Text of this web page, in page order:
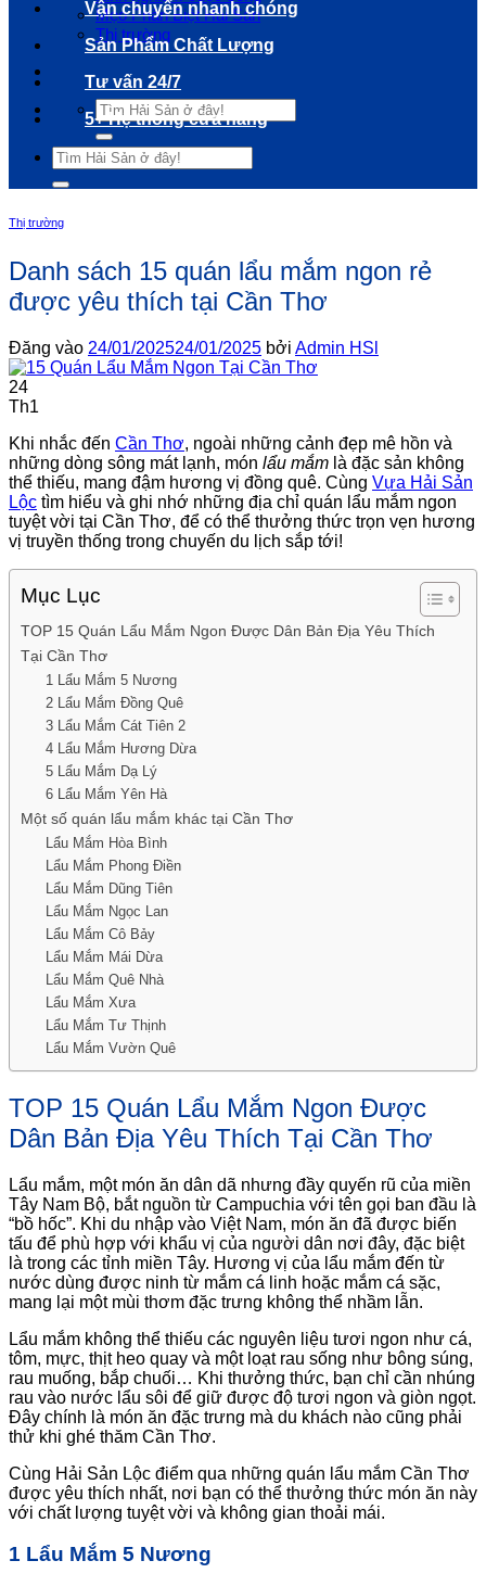
Mẹo Phân Biệt Hải Sản
Thị trường
Tìm
kiếm:
Vận chuyển nhanh chóng
Sản Phẩm Chất Lượng
Tư vấn 24/7
5+ Hệ thống cửa hàng
Tìm
kiếm:
Thị trường
Danh sách 15 quán lẩu mắm ngon rẻ
được yêu thích tại Cần Thơ
Đăng vào 24/01/202524/01/2025 bởi Admin HSl
24
Th1
Khi nhắc đến Cần Thơ, ngoài những cảnh đẹp mê hồn và
những dòng sông mát lạnh, món lẩu mắm là đặc sản không
thể thiếu, mang đậm hương vị đồng quê. Cùng Vựa Hải Sản
Lộc tìm hiểu và ghi nhớ những địa chỉ quán lẩu mắm ngon
tuyệt vời tại Cần Thơ, để có thể thưởng thức trọn vẹn hương
vị truyền thống trong chuyến du lịch sắp tới!
Mục Lục
TOP 15 Quán Lẩu Mắm Ngon Được Dân Bản Địa Yêu Thích
Tại Cần Thơ
1 Lẩu Mắm 5 Nương
2 Lẩu Mắm Đồng Quê
3 Lẩu Mắm Cát Tiên 2
4 Lẩu Mắm Hương Dừa
5 Lẩu Mắm Dạ Lý
6 Lẩu Mắm Yên Hà
Một số quán lẩu mắm khác tại Cần Thơ
Lẩu Mắm Hòa Bình
Lẩu Mắm Phong Điền
Lẩu Mắm Dũng Tiên
Lẩu Mắm Ngọc Lan
Lẩu Mắm Cô Bảy
Lẩu Mắm Mái Dừa
Lẩu Mắm Quê Nhà
Lẩu Mắm Xưa
Lẩu Mắm Tư Thịnh
Lẩu Mắm Vườn Quê
TOP 15 Quán Lẩu Mắm Ngon Được
Dân Bản Địa Yêu Thích Tại Cần Thơ
Lẩu mắm, một món ăn dân dã nhưng đầy quyến rũ của miền
Tây Nam Bộ, bắt nguồn từ Campuchia với tên gọi ban đầu là
“bồ hốc”. Khi du nhập vào Việt Nam, món ăn đã được biến
tấu để phù hợp với khẩu vị của người dân nơi đây, đặc biệt
là trong các tỉnh miền Tây. Hương vị của lẩu mắm đến từ
nước dùng được ninh từ mắm cá linh hoặc mắm cá sặc,
mang lại một mùi thơm đặc trưng không thể nhầm lẫn.
Lẩu mắm không thể thiếu các nguyên liệu tươi ngon như cá,
tôm, mực, thịt heo quay và một loạt rau sống như bông súng,
rau muống, bắp chuối… Khi thưởng thức, bạn chỉ cần nhúng
rau vào nước lẩu sôi để giữ được độ tươi ngon và giòn ngọt.
Đây chính là món ăn đặc trưng mà du khách nào cũng phải
thử khi ghé thăm Cần Thơ.
Cùng Hải Sản Lộc điểm qua những quán lẩu mắm Cần Thơ
được yêu thích nhất, nơi bạn có thể thưởng thức món ăn này
với chất lượng tuyệt vời và không gian thoải mái.
1 Lẩu Mắm 5 Nương